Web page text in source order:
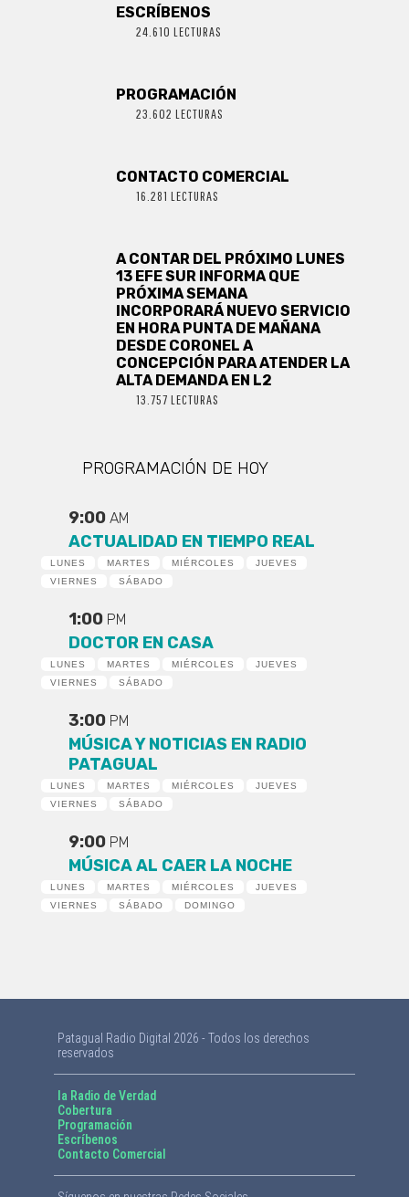
ESCRÍBENOS
24.610 LECTURAS
PROGRAMACIÓN
23.602 LECTURAS
CONTACTO COMERCIAL
16.281 LECTURAS
A CONTAR DEL PRÓXIMO LUNES
13 EFE SUR INFORMA QUE
PRÓXIMA SEMANA
INCORPORARÁ NUEVO SERVICIO
EN HORA PUNTA DE MAÑANA
DESDE CORONEL A
CONCEPCIÓN PARA ATENDER LA
ALTA DEMANDA EN L2
13.757 LECTURAS
PROGRAMACIÓN DE HOY
9:00 AM
ACTUALIDAD EN TIEMPO REAL
LUNES MARTES MIÉRCOLES
JUEVES
VIERNES
SÁBADO
1:00 PM
DOCTOR EN CASA
LUNES MARTES MIÉRCOLES
JUEVES
VIERNES
SÁBADO
3:00 PM
MÚSICA Y NOTICIAS EN RADIO
PATAGUAL
LUNES MARTES MIÉRCOLES
JUEVES
VIERNES
SÁBADO
9:00 PM
MÚSICA AL CAER LA NOCHE
LUNES MARTES MIÉRCOLES
JUEVES
VIERNES
SÁBADO DOMINGO
Patagual Radio Digital 2026 - Todos los derechos
reservados
la Radio de Verdad
Cobertura
Programación
Escríbenos
Contacto Comercial